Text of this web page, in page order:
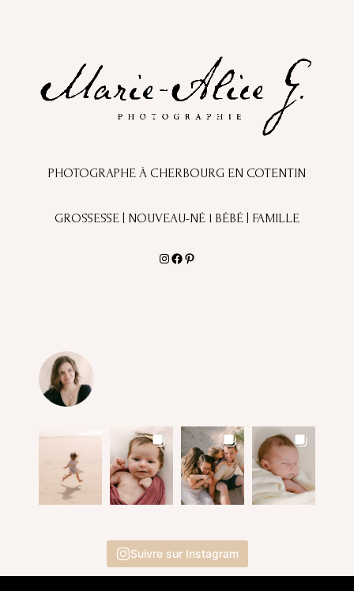
PHOTOGRAPHE À CHERBOURG EN COTENTIN
GROSSESSE | NOUVEAU-NÉ l BÉBÉ | FAMILLE
Instagram
Facebook
Pinterest
Suivre sur Instagram